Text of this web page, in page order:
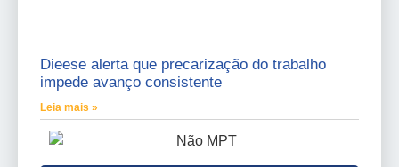
Dieese alerta que precarização do trabalho
impede avanço consistente
Leia mais »